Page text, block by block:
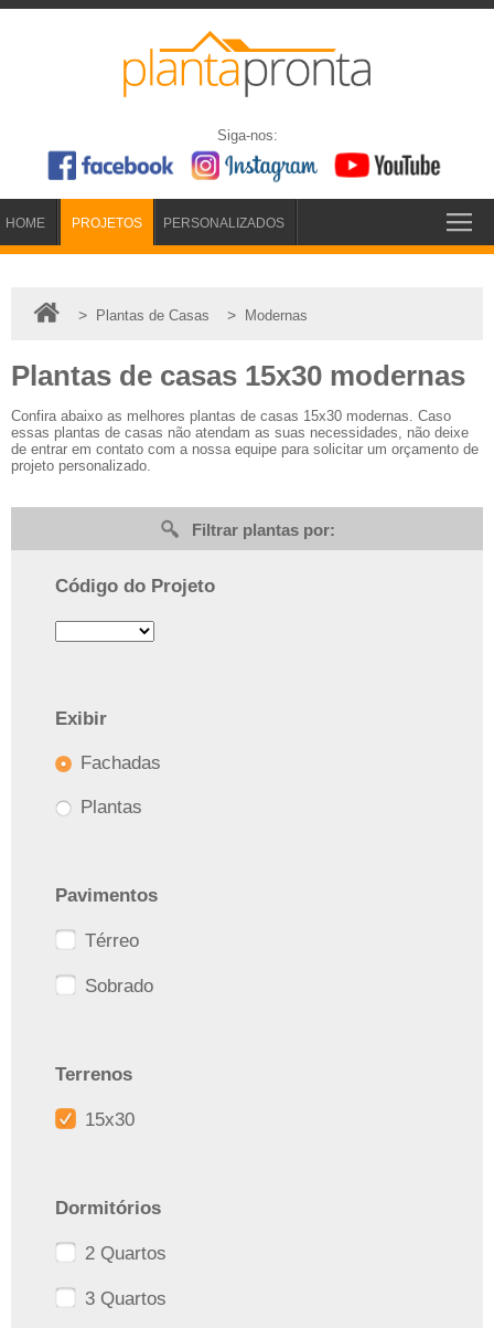
Siga-nos:
HOME PROJETOS PERSONALIZADOS
> Plantas de Casas > Modernas
Plantas de casas 15x30 modernas
Confira abaixo as melhores plantas de casas 15x30 modernas. Caso
essas plantas de casas não atendam as suas necessidades, não deixe
de entrar em contato com a nossa equipe para solicitar um orçamento de
projeto personalizado.
Filtrar plantas por:
Código do Projeto
Exibir
Fachadas
Plantas
Pavimentos
Térreo
Sobrado
Terrenos
15x30
Dormitórios
2 Quartos
3 Quartos